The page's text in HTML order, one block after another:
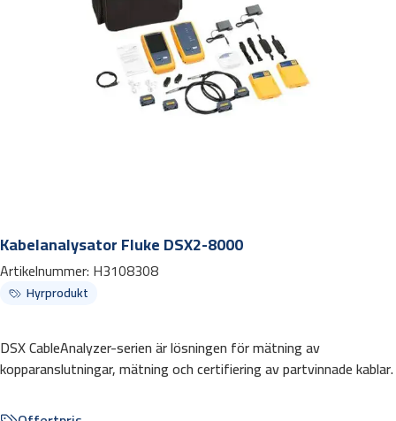
Kabelanalysator Fluke DSX2-8000
Artikelnummer: H3108308
Hyrprodukt
DSX CableAnalyzer-serien är lösningen för mätning av
kopparanslutningar, mätning och certifiering av partvinnade kablar.